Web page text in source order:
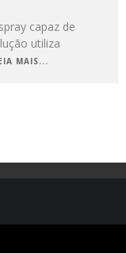
capaz de
utiliza
MAIS...